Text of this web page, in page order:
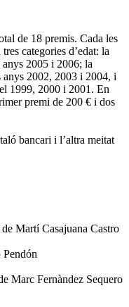
de 18 premis. Cada les
categories d’edat: la
anys 2005 i 2006; la
anys 2002, 2003 i 2004, i
1999, 2000 i 2001. En
premi de 200 € i dos
bancari i l’altra meitat
Martí Casajuana Castro
Pendón
Marc Fernàndez Sequero